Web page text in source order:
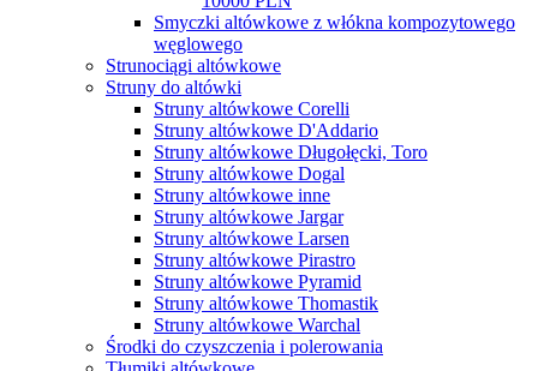
Smyczki altówkowe z włókna kompozytowego
węglowego
Strunociągi altówkowe
Struny do altówki
Struny altówkowe Corelli
Struny altówkowe D'Addario
Struny altówkowe Długołęcki, Toro
Struny altówkowe Dogal
Struny altówkowe inne
Struny altówkowe Jargar
Struny altówkowe Larsen
Struny altówkowe Pirastro
Struny altówkowe Pyramid
Struny altówkowe Thomastik
Struny altówkowe Warchal
Środki do czyszczenia i polerowania